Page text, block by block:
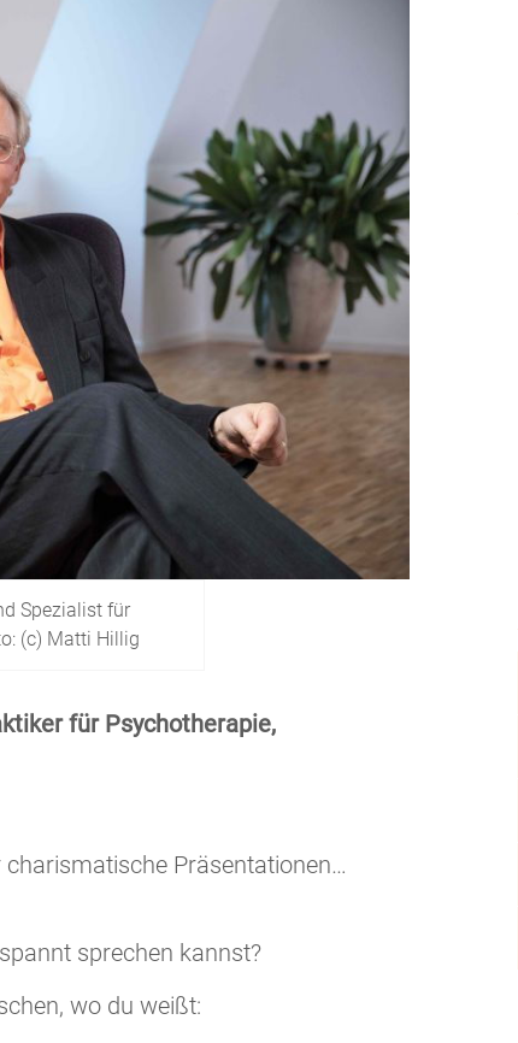
Spezialist für
(c) Matti Hillig
für Psychotherapie,
Präsentationen…
sprechen kannst?
wo du weißt: